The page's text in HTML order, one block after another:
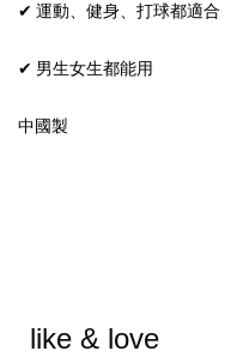
✔ 運動、健身、打球都適合
✔ 男生女生都能用
中國製
like & love